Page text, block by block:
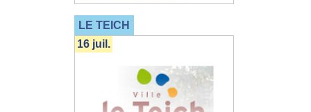
LE TEICH
16 juil.